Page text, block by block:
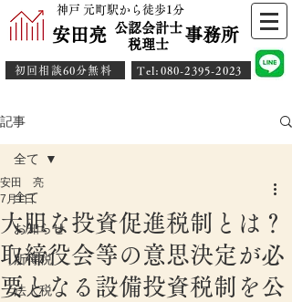
神戸 元町駅から徒歩1分
安田亮 事務所
公認会計士
​税理士
初回相談60分無料 ​Tel:080-2395-2023
記事
全て
お知らせ
所得税
法人税
全て
大胆な投資促進税制とは？
取締役会等の意思決定が必
要となる設備投資税制を公
安田 亮
7月1日